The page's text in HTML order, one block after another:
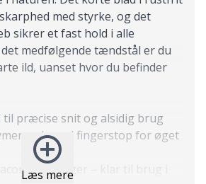
Læs mere
med styrke, og det
sikrer et fast hold i alle
medfølgende tændstål er du
ild, uanset hvor du befinder
til præcise snit og alsidig brug
med fingerstop for øget
medfølger – klar til brug i